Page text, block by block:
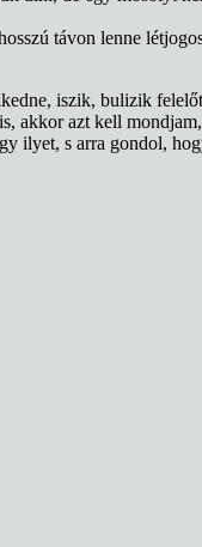
távon lenne
iszik, bulizik
akkor azt kell
ilyet, s arra gondol,